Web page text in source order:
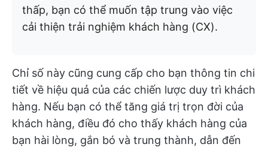
thấp, bạn có thể muốn tập trung vào việc
cải thiện trải nghiệm khách hàng (CX).
Chỉ số này cũng cung cấp cho bạn thông tin chi
tiết về hiệu quả của các chiến lược duy trì khách
hàng. Nếu bạn có thể tăng giá trị trọn đời của
khách hàng, điều đó cho thấy khách hàng của
bạn hài lòng, gắn bó và trung thành, dẫn đến